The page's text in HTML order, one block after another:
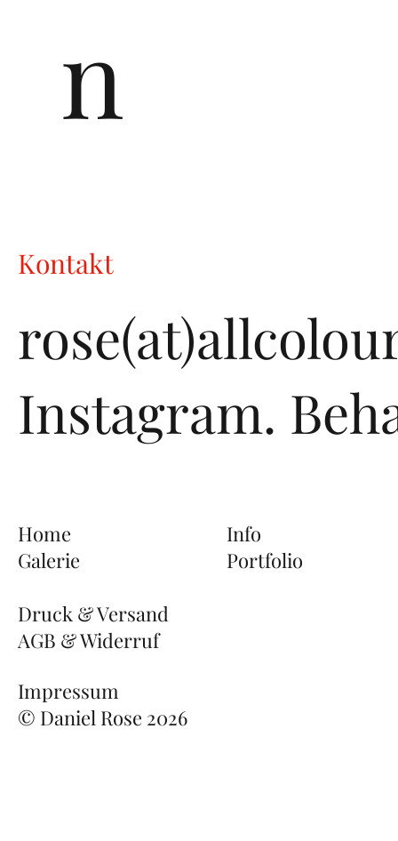
n
Kontakt
Instagram.
Home
Galerie
Info
Portfolio
Druck & Versand
AGB & Widerruf
Impressum
© Daniel Rose 2026